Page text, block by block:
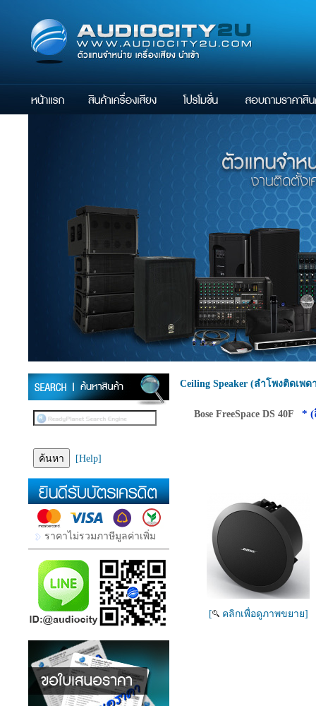
[Help]
ราคาไม่รวมภาษีมูลค่าเพิ่ม
Ceiling Speaker (ลำโพงติดเพด
Bose FreeSpace DS 40F * (
[ คลิกเพื่อดูภาพขยาย]